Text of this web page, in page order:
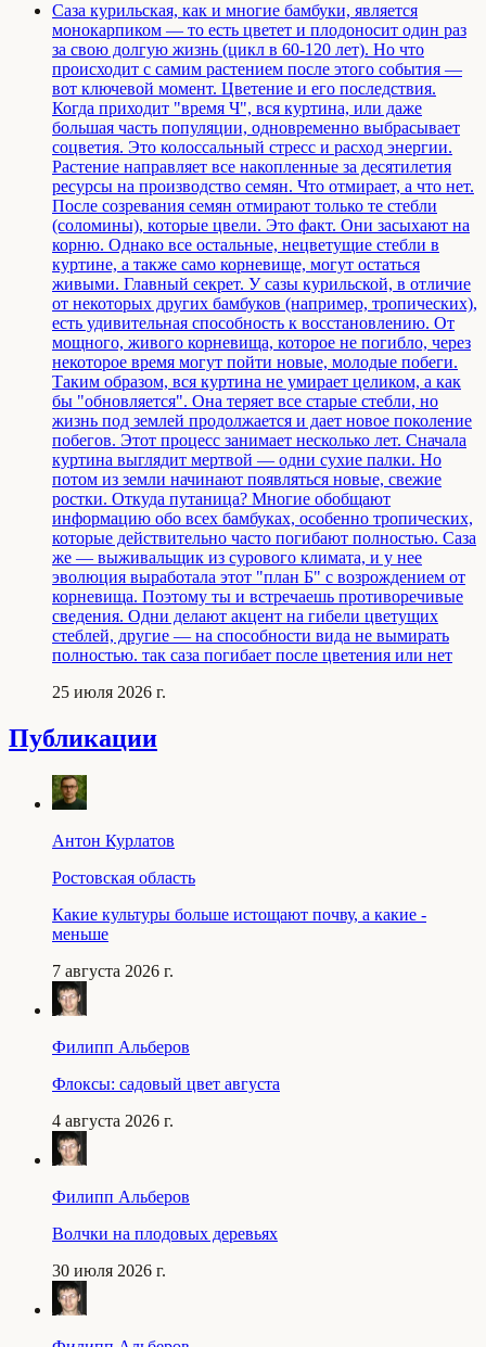
Саза курильская, как и многие бамбуки, является
монокарпиком — то есть цветет и плодоносит один раз
за свою долгую жизнь (цикл в 60-120 лет). Но что
происходит с самим растением после этого события —
вот ключевой момент. Цветение и его последствия.
Когда приходит "время Ч", вся куртина, или даже
большая часть популяции, одновременно выбрасывает
соцветия. Это колоссальный стресс и расход энергии.
Растение направляет все накопленные за десятилетия
ресурсы на производство семян. Что отмирает, а что нет.
После созревания семян отмирают только те стебли
(соломины), которые цвели. Это факт. Они засыхают на
корню. Однако все остальные, нецветущие стебли в
куртине, а также само корневище, могут остаться
живыми. Главный секрет. У сазы курильской, в отличие
от некоторых других бамбуков (например, тропических),
есть удивительная способность к восстановлению. От
мощного, живого корневища, которое не погибло, через
некоторое время могут пойти новые, молодые побеги.
Таким образом, вся куртина не умирает целиком, а как
бы "обновляется". Она теряет все старые стебли, но
жизнь под землей продолжается и дает новое поколение
побегов. Этот процесс занимает несколько лет. Сначала
куртина выглядит мертвой — одни сухие палки. Но
потом из земли начинают появляться новые, свежие
ростки. Откуда путаница? Многие обобщают
информацию обо всех бамбуках, особенно тропических,
которые действительно часто погибают полностью. Саза
же — выживальщик из сурового климата, и у нее
эволюция выработала этот "план Б" с возрождением от
корневища. Поэтому ты и встречаешь противоречивые
сведения. Одни делают акцент на гибели цветущих
стеблей, другие — на способности вида не вымирать
полностью. так саза погибает после цветения или нет
25 июля 2026 г.
Публикации
Антон Курлатов
Ростовская область
Какие культуры больше истощают почву, а какие -
меньше
7 августа 2026 г.
Филипп Альберов
Флоксы: садовый цвет августа
4 августа 2026 г.
Филипп Альберов
Волчки на плодовых деревьях
30 июля 2026 г.